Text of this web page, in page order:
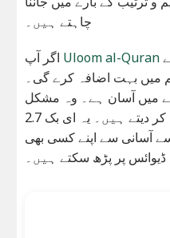
چاہتے ہیں۔
Uloom al-Quranکے موضوع میں دلچسپی رکھتے
میں بہت اضافہ کرے گی۔
میں آسان ہے۔ وہ مشکل
نکات کو سادہ الفاظ میں بیان کر دیتے ہیں۔ یہ ای بک 2.7
آسانی سے اپنے کسی بھی
ڈیوائس پر پڑھ سکتے ہیں۔